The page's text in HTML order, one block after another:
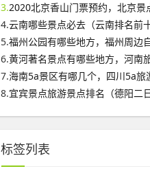
3.2020北京香山门票预约，北京景
4.云南哪些景点必去（云南排名前
5.福州公园有哪些地方，福州周边
6.黄河著名景点有哪些地方，河南
7.海南5a景区有哪几个，四川5a旅
8.宜宾景点旅游景点排名（德阳二
标签列表